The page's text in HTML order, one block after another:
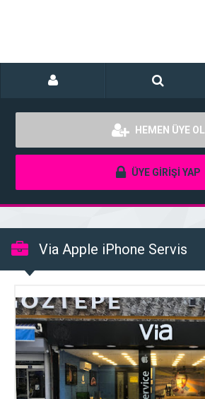
HEMEN ÜYE OL
ÜYE GİRİŞİ YAP
Via Apple iPhone Servis